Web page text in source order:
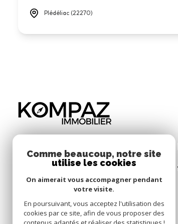
Plédéliac (22270)
KOMPAZ IMMOBILIER
contact@kompaz.bzh
22640 PLESTAN
Comme beaucoup, notre site
utilise les cookies
On aimerait vous accompagner pendant
votre visite.
En poursuivant, vous acceptez l'utilisation des
cookies par ce site, afin de vous proposer des